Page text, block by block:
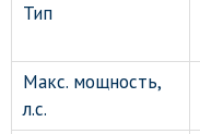
Тип
Макс. мощность,
л.с.